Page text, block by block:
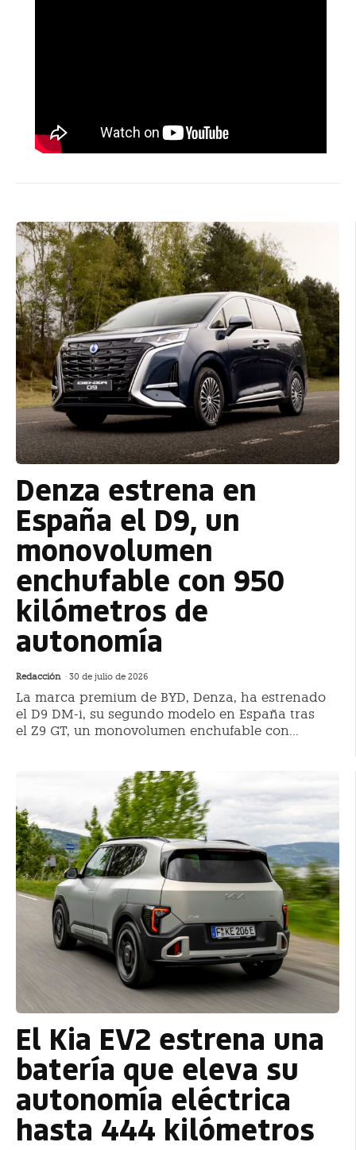
Denza estrena en
España el D9, un
monovolumen
enchufable con 950
kilómetros de
autonomía
Redacción - 30 de julio de 2026
La marca premium de BYD, Denza, ha estrenado
el D9 DM-i, su segundo modelo en España tras
el Z9 GT, un monovolumen enchufable con...
El Kia EV2 estrena una
batería que eleva su
autonomía eléctrica
hasta 444 kilómetros